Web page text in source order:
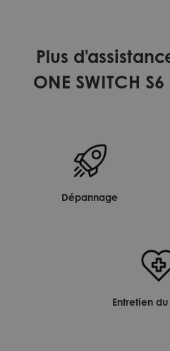
Plus
ONE SWITCH S6
Dépannage
Entretien